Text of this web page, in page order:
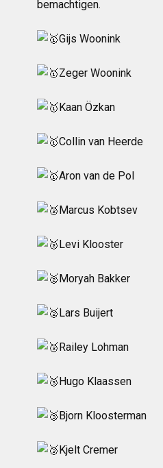
bemachtigen.
Gijs Woonink
Zeger Woonink
Kaan Özkan
Collin van Heerde
Aron van de Pol
Marcus Kobtsev
Levi Klooster
Moryah Bakker
Lars Buijert
Railey Lohman
Hugo Klaassen
Bjorn Kloosterman
Kjelt Cremer